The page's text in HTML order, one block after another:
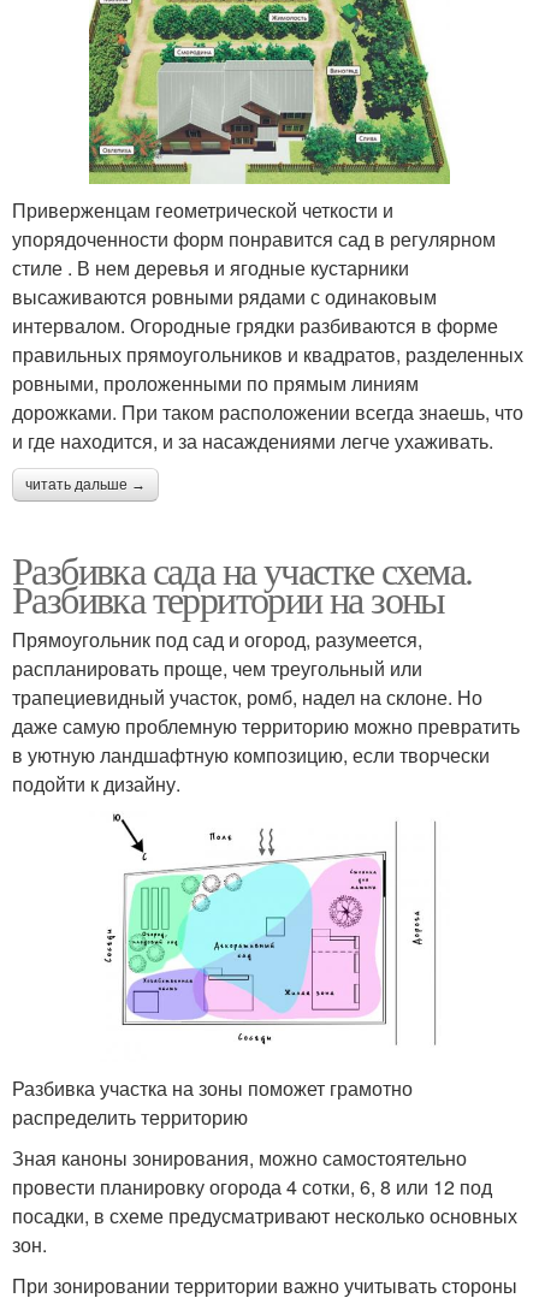
Приверженцам геометрической четкости и
упорядоченности форм понравится сад в регулярном
стиле . В нем деревья и ягодные кустарники
высаживаются ровными рядами с одинаковым
интервалом. Огородные грядки разбиваются в форме
правильных прямоугольников и квадратов, разделенных
ровными, проложенными по прямым линиям
дорожками. При таком расположении всегда знаешь, что
и где находится, и за насаждениями легче ухаживать.
читать дальше →
Разбивка сада на участке схема.
Разбивка территории на зоны
Прямоугольник под сад и огород, разумеется,
распланировать проще, чем треугольный или
трапециевидный участок, ромб, надел на склоне. Но
даже самую проблемную территорию можно превратить
в уютную ландшафтную композицию, если творчески
подойти к дизайну.
Разбивка участка на зоны поможет грамотно
распределить территорию
Зная каноны зонирования, можно самостоятельно
провести планировку огорода 4 сотки, 6, 8 или 12 под
посадки, в схеме предусматривают несколько основных
зон.
При зонировании территории важно учитывать стороны